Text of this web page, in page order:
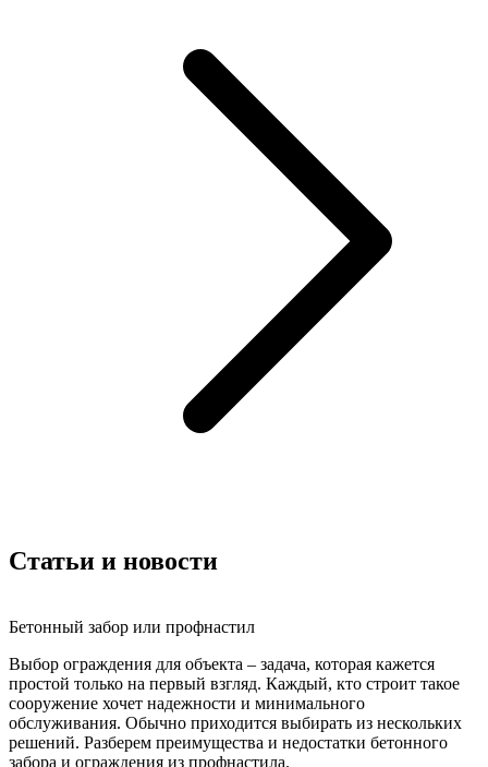
Статьи и новости
Бетонный забор или профнастил
Выбор ограждения для объекта – задача, которая кажется
простой только на первый взгляд. Каждый, кто строит такое
сооружение хочет надежности и минимального
обслуживания. Обычно приходится выбирать из нескольких
решений. Разберем преимущества и недостатки бетонного
забора и ограждения из профнастила.